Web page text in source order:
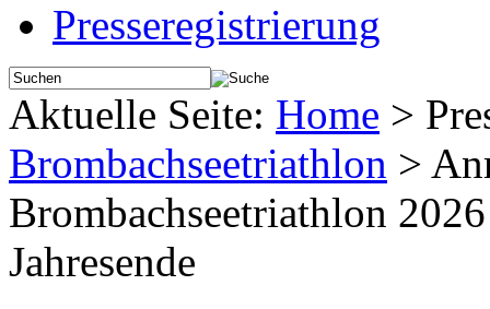
Presseregistrierung
Aktuelle Seite: Home >
Brombachseetriathlon >
Brombachseetriathlon
Jahresende